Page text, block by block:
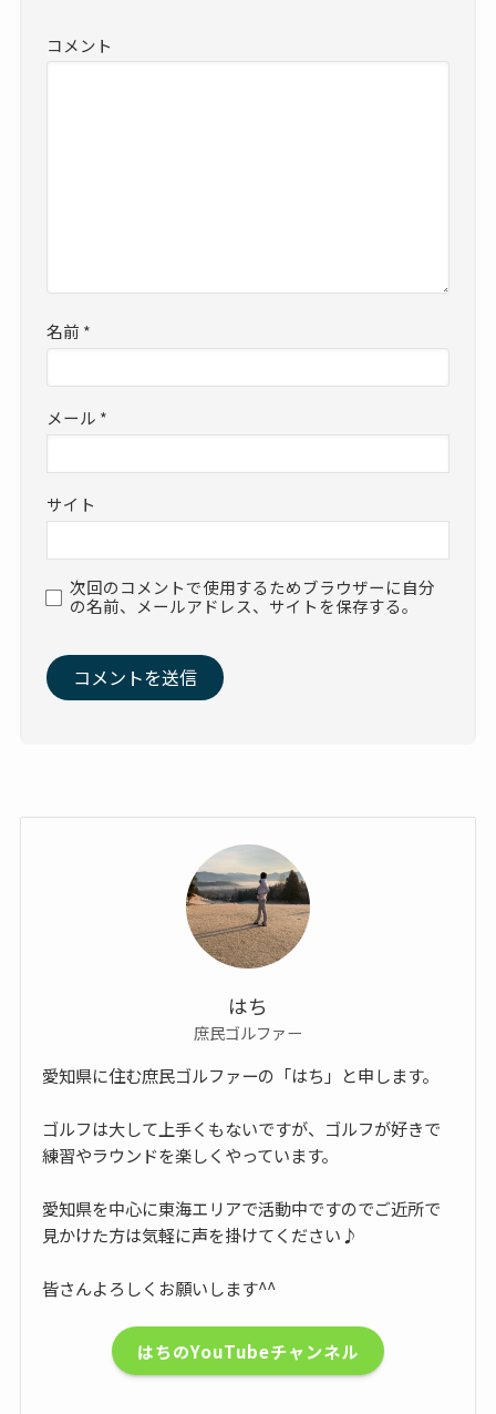
コメント
名前 *
メール *
サイト
次回のコメントで使用するためブラウザーに自分
の名前、メールアドレス、サイトを保存する。
はち
庶民ゴルファー
愛知県に住む庶民ゴルファーの「はち」と申します。
ゴルフは大して上手くもないですが、ゴルフが好きで
練習やラウンドを楽しくやっています。
愛知県を中心に東海エリアで活動中ですのでご近所で
見かけた方は気軽に声を掛けてください♪
皆さんよろしくお願いします^^
はちのYouTubeチャンネル